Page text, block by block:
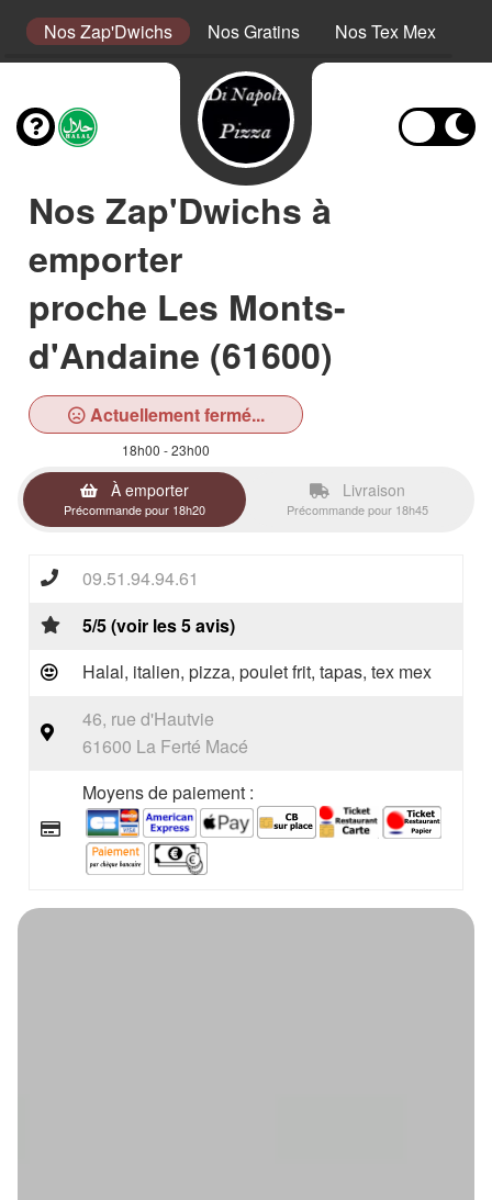
Nos Zap'Dwichs Nos Gratins Nos Tex Mex
Nos Zap'Dwichs à
emporter
proche Les Monts-
d'Andaine (61600)
Actuellement fermé...
18h00 - 23h00
À emporter
Précommande pour 18h20
Livraison
Précommande pour 18h45
09.51.94.94.61
5/5 (voir les 5 avis)
Halal, italien, pizza, poulet frit, tapas, tex mex
46, rue d'Hautvie
61600 La Ferté Macé
Moyens de paiement :